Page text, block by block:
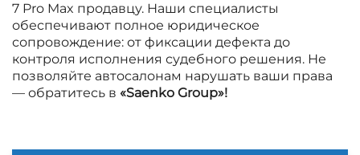
7 Pro Max продавцу. Наши специалисты
обеспечивают полное юридическое
сопровождение: от фиксации дефекта до
контроля исполнения судебного решения. Не
позволяйте автосалонам нарушать ваши права
— обратитесь в «Saenko Group»!